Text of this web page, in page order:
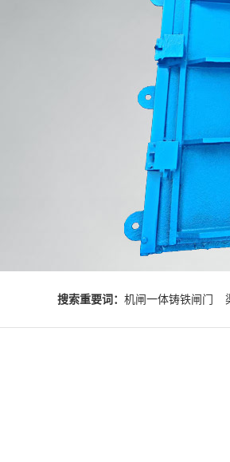
搜索重要词： 机闸一体铸铁闸门